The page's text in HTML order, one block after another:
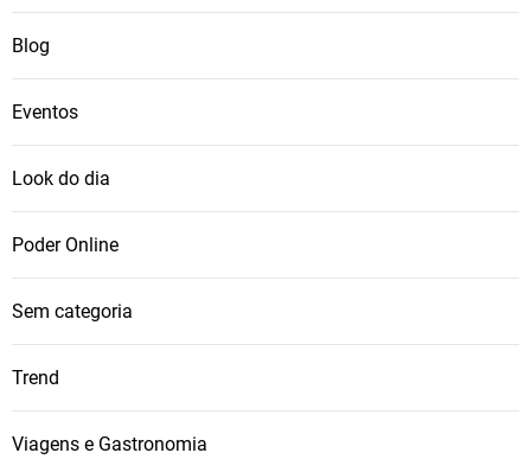
Blog
Eventos
Look do dia
Poder Online
Sem categoria
Trend
Viagens e Gastronomia